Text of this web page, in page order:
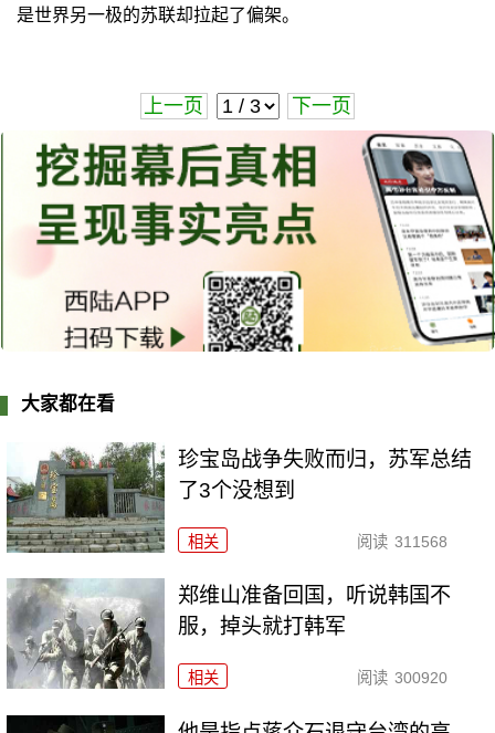
是世界另一极的苏联却拉起了偏架。
上一页 下一页
大家都在看
珍宝岛战争失败而归，苏军总结
了3个没想到
相关 阅读 311568
郑维山准备回国，听说韩国不
服，掉头就打韩军
相关 阅读 300920